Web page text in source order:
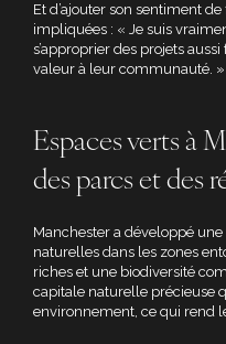
Et d’ajouter son sentiment
impliquées : « Je suis
s’approprier des projets
valeur à leur communauté. »
Espaces verts à
des parcs et des
Manchester a développé
naturelles dans les zones
riches et une biodiversité
capitale naturelle précieuse
environnement, ce qui rend